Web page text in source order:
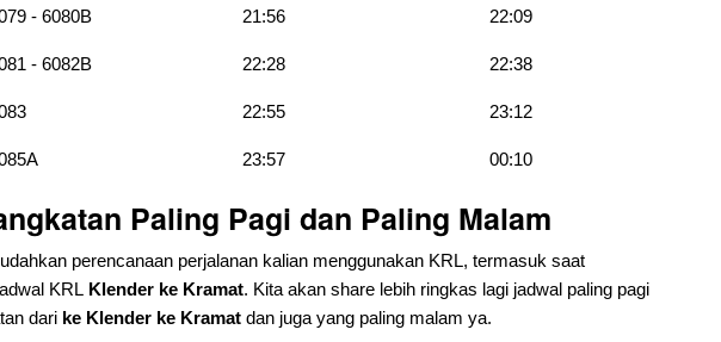
- 6080B 21:56 22:09
- 6082B 22:28 22:38
22:55 23:12
23:57 00:10
Paling Pagi dan Paling Malam
perencanaan perjalanan kalian menggunakan KRL, termasuk saat
KRL Klender ke Kramat. Kita akan share lebih ringkas lagi jadwal paling pagi
dari ke Klender ke Kramat dan juga yang paling malam ya.